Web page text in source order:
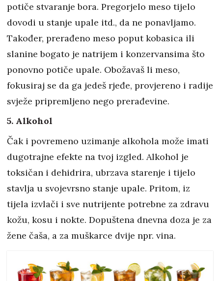
potiče stvaranje bora. Pregorjelo meso tijelo
dovodi u stanje upale itd., da ne ponavljamo.
Također, prerađeno meso poput kobasica ili
slanine bogato je natrijem i konzervansima što
ponovno potiče upale. Obožavaš li meso,
fokusiraj se da ga jedeš rjeđe, provjereno i radije
svježe pripremljeno nego prerađevine.
5. Alkohol
Čak i povremeno uzimanje alkohola može imati
dugotrajne efekte na tvoj izgled. Alkohol je
toksičan i dehidrira, ubrzava starenje i tijelo
stavlja u svojevrsno stanje upale. Pritom, iz
tijela izvlači i sve nutrijente potrebne za zdravu
kožu, kosu i nokte. Dopuštena dnevna doza je za
žene čaša, a za muškarce dvije npr. vina.